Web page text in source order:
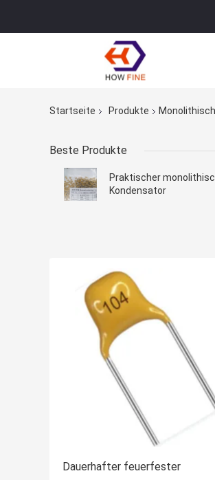
Startseite
Produkte
Beste Produkte
Praktischer
Kondensator
Dauerhafter feuerfester